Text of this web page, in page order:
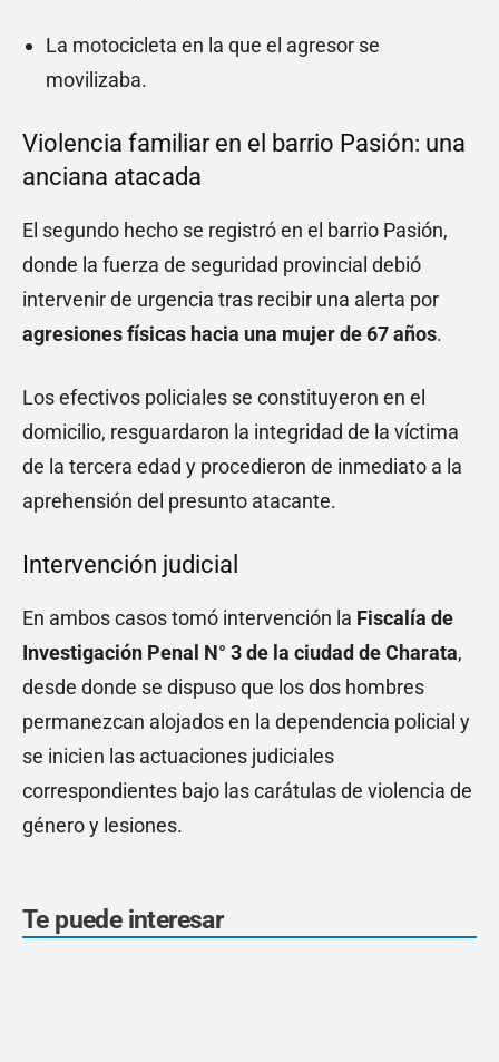
La motocicleta en la que el agresor se
movilizaba.
Violencia familiar en el barrio Pasión: una
anciana atacada
El segundo hecho se registró en el barrio Pasión,
donde la fuerza de seguridad provincial debió
intervenir de urgencia tras recibir una alerta por
agresiones físicas hacia una mujer de 67 años.
Los efectivos policiales se constituyeron en el
domicilio, resguardaron la integridad de la víctima
de la tercera edad y procedieron de inmediato a la
aprehensión del presunto atacante.
Intervención judicial
En ambos casos tomó intervención la Fiscalía de
Investigación Penal N° 3 de la ciudad de Charata,
desde donde se dispuso que los dos hombres
permanezcan alojados en la dependencia policial y
se inicien las actuaciones judiciales
correspondientes bajo las carátulas de violencia de
género y lesiones.
Te puede interesar